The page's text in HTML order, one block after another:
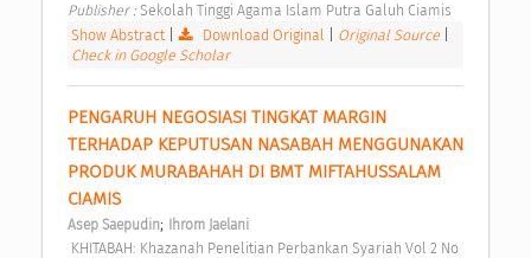
Publisher : Sekolah Tinggi Agama Islam Putra Galuh Ciamis
Show Abstract| Download Original Original Source
Check in Google Scholar
PENGARUH NEGOSIASI TINGKAT MARGIN
TERHADAP KEPUTUSAN NASABAH MENGGUNAKAN
PRODUK MURABAHAH DI BMT MIFTAHUSSALAM
CIAMIS
Asep Saepudin; Ihrom Jaelani